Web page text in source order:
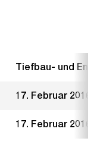
Tiefbau- und
17. Februar 2016
17. Februar 2016